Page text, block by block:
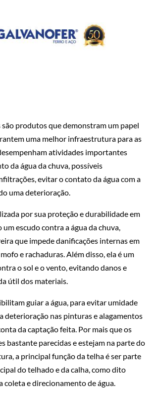
são produtos que demonstram um papel
uma melhor infraestrutura para as
atividades importantes
da água da chuva, possíveis
evitar o contato da água com a
uma deterioração.
por sua proteção e durabilidade em
um escudo contra a água da chuva,
que impede danificações internas em
e rachaduras. Além disso, ela é um
o sol e o vento, evitando danos e
útil dos materiais.
guiar a água, para evitar umidade
deterioração nas pinturas e alagamentos
da captação feita. Por mais que os
bastante parecidas e estejam na parte do
a principal função da telha é ser parte
do telhado e da calha, como dito
coleta e direcionamento de água.